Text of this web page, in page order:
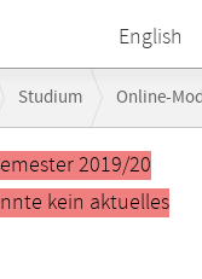
English
Studium Online-
2019/20
kein aktuelles